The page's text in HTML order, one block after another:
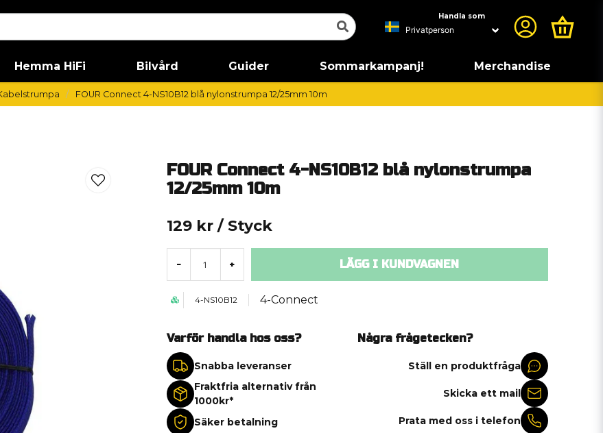
Handla som
Hemma HiFi Bilvård Guider Sommarkampanj! Merchandise
FOUR Connect 4-NS10B12 blå nylonstrumpa 12/25mm 10m
FOUR Connect 4-NS10B12 blå nylonstrumpa
12/25mm 10m
129 kr / Styck
- + LÄGG I KUNDVAGNEN
4-NS10B12 4-Connect
Varför handla hos oss?
Snabba leveranser
Fraktfria alternativ från
1000kr*
Säker betalning
Några frågetecken?
Ställ en produktfråga
Skicka ett mail
Prata med oss i telefon